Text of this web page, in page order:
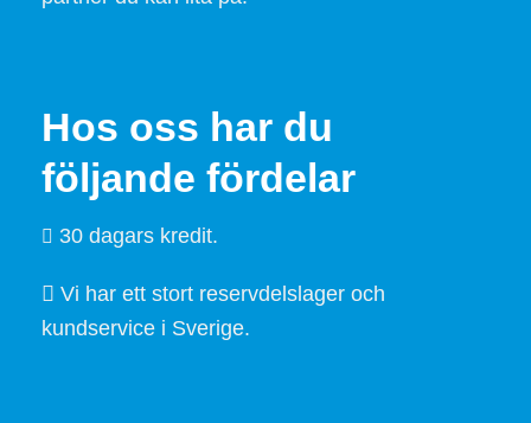
Hos oss har du
följande fördelar
30 dagars kredit.
Vi har ett stort reservdelslager och
kundservice i Sverige.